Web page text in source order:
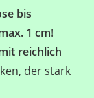
bis
1 cm!
reichlich
der stark